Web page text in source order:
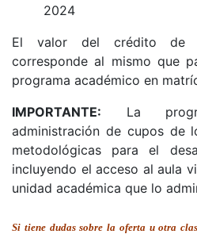
2024
El valor del crédito de
corresponde al mismo que
programa académico en
IMPORTANTE: La
administración de cupos de
metodológicas para el
incluyendo el acceso al aula
unidad académica que lo
Si tiene dudas sobre la oferta u otra